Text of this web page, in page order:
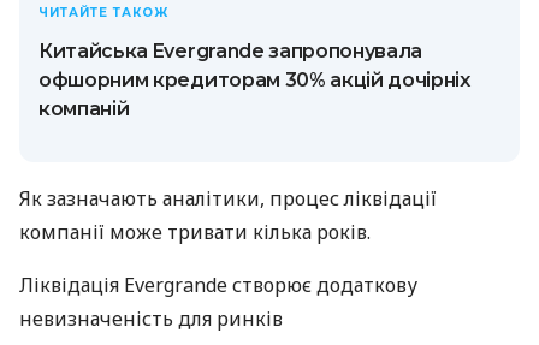
ЧИТАЙТЕ ТАКОЖ
Китайська Evergrande запропонувала
офшорним кредиторам 30% акцій дочірніх
компаній
Як зазначають аналітики, процес ліквідації
компанії може тривати кілька років.
Ліквідація Evergrande створює додаткову
невизначеність для ринків